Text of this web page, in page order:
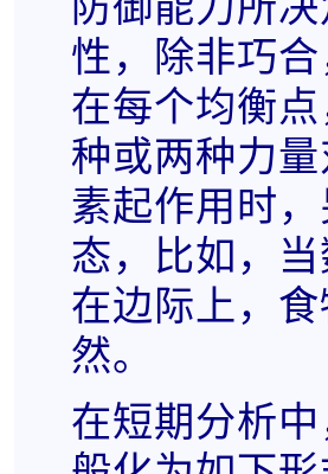
性，除非巧
在每个均衡
种或两种力
素起作用时
态，比如，
在边际上，
然。
在短期分析